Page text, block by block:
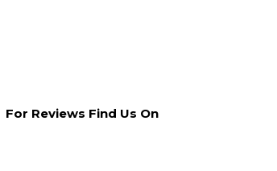
For Reviews Find Us On